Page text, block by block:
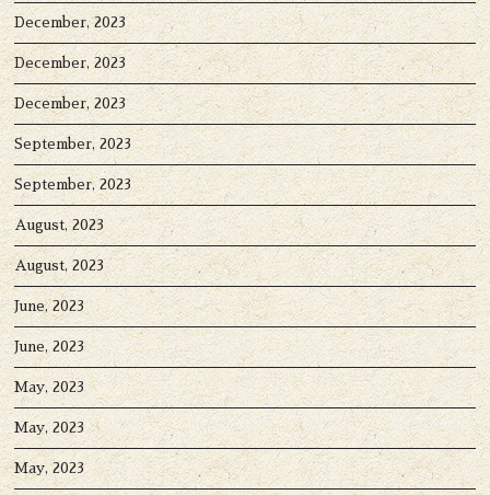
December, 2023
December, 2023
December, 2023
September, 2023
September, 2023
August, 2023
August, 2023
June, 2023
June, 2023
May, 2023
May, 2023
May, 2023